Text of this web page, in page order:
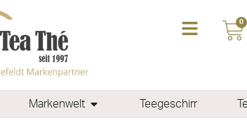
0
Markenwelt Teegeschirr